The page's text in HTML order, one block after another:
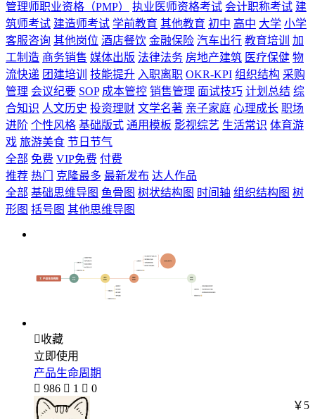
管理师职业资格（PMP）
执业医师资格考试 会计职称考试 建
筑师考试 建造师考试 学前教育 其他教育 初中 高中 大学 小学
客服咨询 其他岗位 酒店餐饮 金融保险 汽车出行 教育培训
加
工制造 商务销售 媒体出版 法律法务 房地产建筑 医疗保健 物
流快递 团建培训 技能提升 入职离职 OKR-KPI 组织结构 采购
管理 会议纪要 SOP 成本管控 销售管理 面试技巧 计划总结 综
合知识 人文历史 投资理财 文学名著 亲子家庭 心理成长 职场
进阶 个性风格 基础版式 通用模板 影视综艺 生活常识 体育游
戏 旅游美食 节日节气
全部 免费 VIP免费 付费
推荐 热门 克隆最多 最新发布 达人作品
全部 基础思维导图 鱼骨图 树状结构图 时间轴 组织结构图 树
形图 括号图 其他思维导图
收藏
立即使用
产品生命周期
 986  1  0
￥5